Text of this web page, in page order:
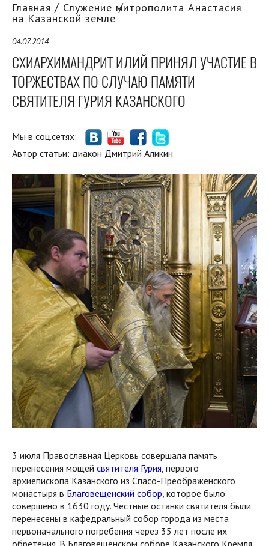
Главная Служение митрополита Анастасия
на Казанской земле
04.07.2014
СХИАРХИМАНДРИТ ИЛИЙ ПРИНЯЛ УЧАСТИЕ В
ТОРЖЕСТВАХ ПО СЛУЧАЮ ПАМЯТИ
СВЯТИТЕЛЯ ГУРИЯ КАЗАНСКОГО
Мы в соц.сетях:
Автор статьи: диакон Дмитрий Аликин
3 июля Православная Церковь совершала память
перенесения мощей святителя Гурия, первого
архиепископа Казанского из Спасо-Преображенского
монастыря в Благовещенский собор, которое было
совершено в 1630 году. Честные останки святителя были
перенесены в кафедральный собор города из места
первоначального погребения через 35 лет после их